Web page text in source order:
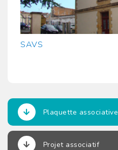
SAVS
Plaquette associative
Projet associatif